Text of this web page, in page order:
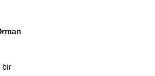
bir